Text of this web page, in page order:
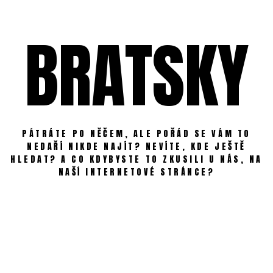
BRATSKY
PÁTRÁTE PO NĚČEM, ALE POŘÁD SE VÁM TO
NEDAŘÍ NIKDE NAJÍT? NEVÍTE, KDE JEŠTĚ
HLEDAT? A CO KDYBYSTE TO ZKUSILI U NÁS, NA
NAŠÍ INTERNETOVÉ STRÁNCE?